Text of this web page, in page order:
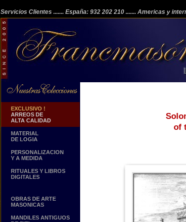
Servicios Clientes ....... España: 932 202 210 ....... Americas y
EXCLUSIVO !
ARREOS DE
ALTA CALIDAD
MATERIAL
DE LOGIA
PERSONALIZACION
Y A MEDIDA
RITUALES Y LIBROS
DIGITALES
OBRAS DE ARTE
MASONICAS
MANDILES ANTIGUOS
of